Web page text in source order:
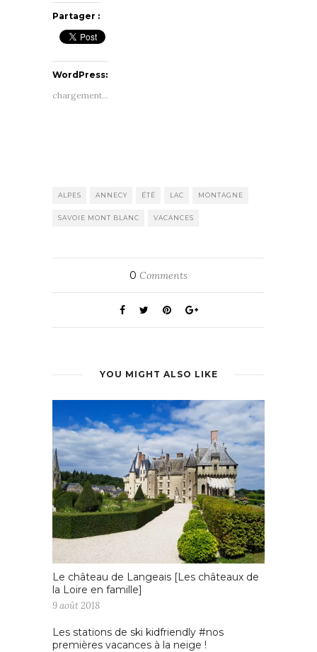
Partager :
WordPress:
chargement…
ALPES ANNECY ÉTÉ LAC MONTAGNE
SAVOIE MONT BLANC VACANCES
0 Comments
YOU MIGHT ALSO LIKE
Le château de Langeais [Les châteaux de
la Loire en famille]
9 août 2018
Les stations de ski kidfriendly #nos
premières vacances à la neige !